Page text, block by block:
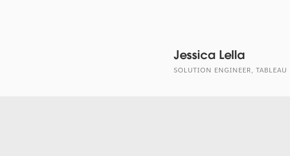
Jessica Lella
SOLUTION ENGINEER, TABLEAU